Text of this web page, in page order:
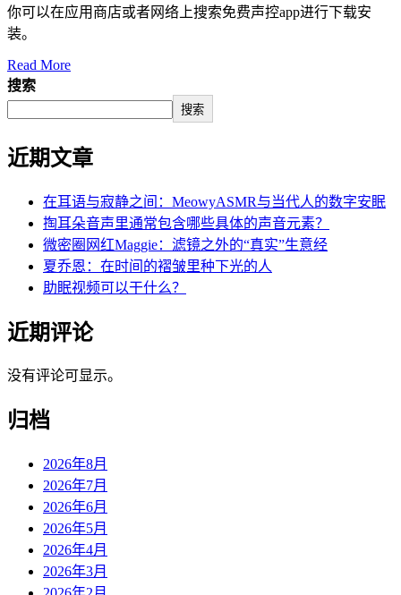
你可以在应用商店或者网络上搜索免费声控app进行下载安
装。
Read More
搜索
搜索
近期文章
在耳语与寂静之间：MeowyASMR与当代人的数字安眠
掏耳朵音声里通常包含哪些具体的声音元素？
微密圈网红Maggie：滤镜之外的“真实”生意经
夏乔恩：在时间的褶皱里种下光的人
助眠视频可以干什么？
近期评论
没有评论可显示。
归档
2026年8月
2026年7月
2026年6月
2026年5月
2026年4月
2026年3月